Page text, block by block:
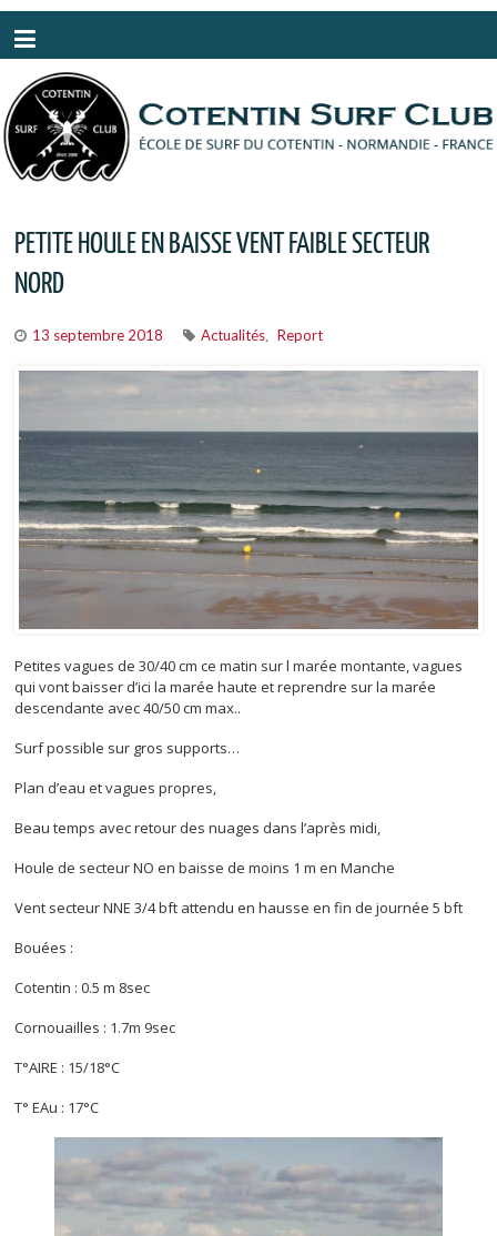
PETITE HOULE EN BAISSE VENT FAIBLE SECTEUR
NORD
13 septembre 2018 Actualités Report
Petites vagues de 30/40 cm ce matin sur l marée montante, vagues
qui vont baisser d’ici la marée haute et reprendre sur la marée
descendante avec 40/50 cm max..
Surf possible sur gros supports…
Plan d’eau et vagues propres,
Beau temps avec retour des nuages dans l’après midi,
Houle de secteur NO en baisse de moins 1 m en Manche
Vent secteur NNE 3/4 bft attendu en hausse en fin de journée 5 bft
Bouées :
Cotentin : 0.5 m 8sec
Cornouailles : 1.7m 9sec
T°AIRE : 15/18°C
T° EAu : 17°C
Panneau de gestion des cookies